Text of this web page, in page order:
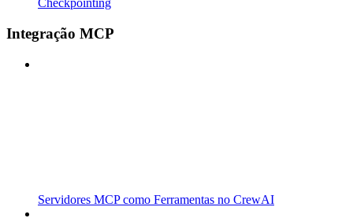
Checkpointing
Integração MCP
Servidores MCP como Ferramentas no CrewAI